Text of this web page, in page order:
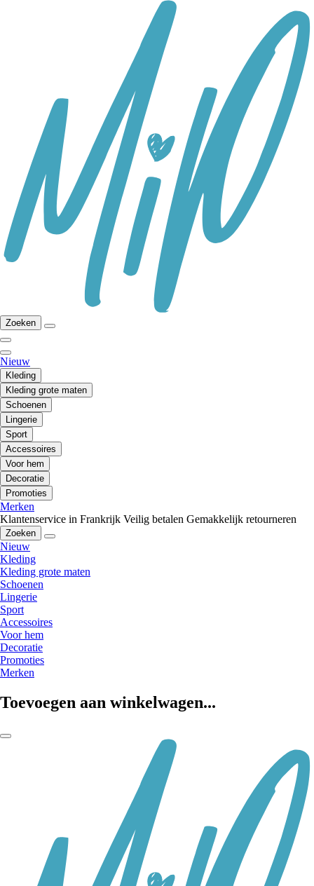
Zoeken
Nieuw
Kleding
Kleding grote maten
Schoenen
Lingerie
Sport
Accessoires
Voor hem
Decoratie
Promoties
Merken
Klantenservice in Frankrijk Veilig betalen Gemakkelijk retourneren
Zoeken
Nieuw
Kleding
Kleding grote maten
Schoenen
Lingerie
Sport
Accessoires
Voor hem
Decoratie
Promoties
Merken
Toevoegen aan winkelwagen...